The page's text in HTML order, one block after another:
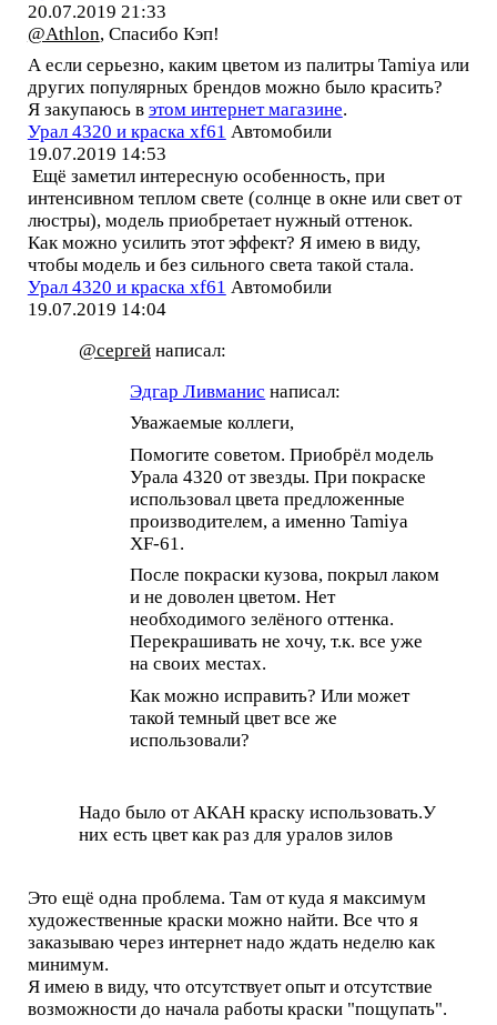
20.07.2019 21:33
@Athlon, Спасибо Кэп!
А если серьезно, каким цветом из палитры Tamiya или
других популярных брендов можно было красить?
Я закупаюсь в этом интернет магазине.
Урал 4320 и краска xf61 Автомобили
19.07.2019 14:53
Ещё заметил интересную особенность, при
интенсивном теплом свете (солнце в окне или свет от
люстры), модель приобретает нужный оттенок.
Как можно усилить этот эффект? Я имею в виду,
чтобы модель и без сильного света такой стала.
Урал 4320 и краска xf61 Автомобили
19.07.2019 14:04
@сергейнаписал:
Эдгар Ливманис написал:
Уважаемые коллеги,
Помогите советом. Приобрёл модель
Урала 4320 от звезды. При покраске
использовал цвета предложенные
производителем, а именно Tamiya
XF-61.
После покраски кузова, покрыл лаком
и не доволен цветом. Нет
необходимого зелёного оттенка.
Перекрашивать не хочу, т.к. все уже
на своих местах.
Как можно исправить? Или может
такой темный цвет все же
использовали?
Надо было от АКАН краску использовать.У
них есть цвет как раз для уралов зилов
Это ещё одна проблема. Там от куда я максимум
художественные краски можно найти. Все что я
заказываю через интернет надо ждать неделю как
минимум.
Я имею в виду, что отсутствует опыт и отсутствие
возможности до начала работы краски "пощупать".